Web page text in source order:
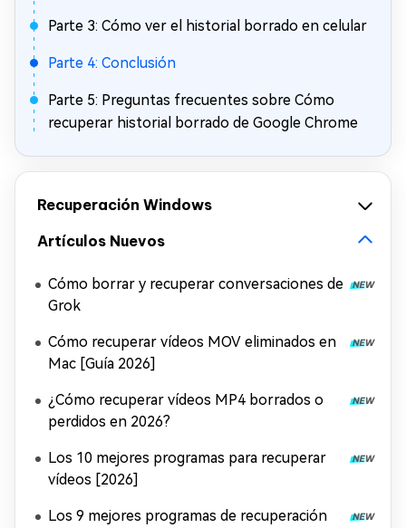
Parte 3: Cómo ver el historial borrado en celular
Parte 4: Conclusión
Parte 5: Preguntas frecuentes sobre Cómo
recuperar historial borrado de Google Chrome
Recuperación Windows
Artículos Nuevos
Cómo borrar y recuperar conversaciones de
Grok
Cómo recuperar vídeos MOV eliminados en
Mac [Guía 2026]
¿Cómo recuperar vídeos MP4 borrados o
perdidos en 2026?
Los 10 mejores programas para recuperar
vídeos [2026]
Los 9 mejores programas de recuperación